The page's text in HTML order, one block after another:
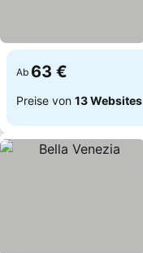
Ab 63 €
Preise von 13 Websites